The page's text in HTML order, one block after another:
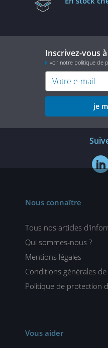
Inscrivez-vous
voir notre politique de
je

Nous connaître
Tous nos articles
Qui sommes-nous ?
Mentions légales
Conditions générales
Politique de protection
Vous aider